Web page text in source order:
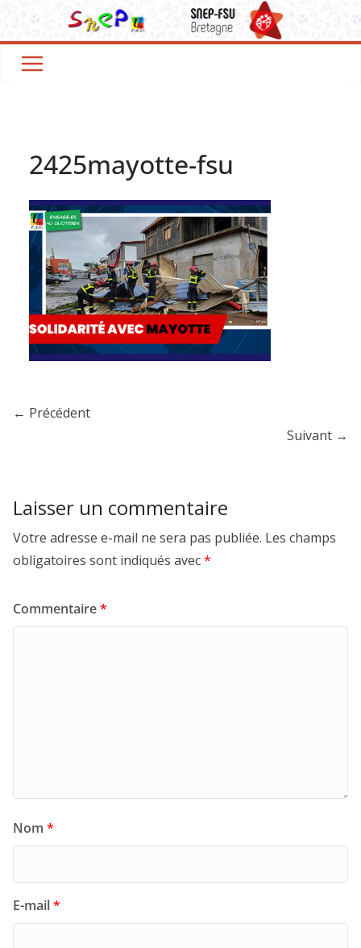
contenu
2425mayotte-fsu
← Précédent
Suivant →
Laisser un commentaire
Votre adresse e-mail ne sera pas publiée. Les champs
obligatoires sont indiqués avec*
Commentaire*
Nom *
E-mail*